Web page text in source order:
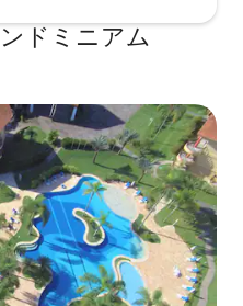
ドミニアム